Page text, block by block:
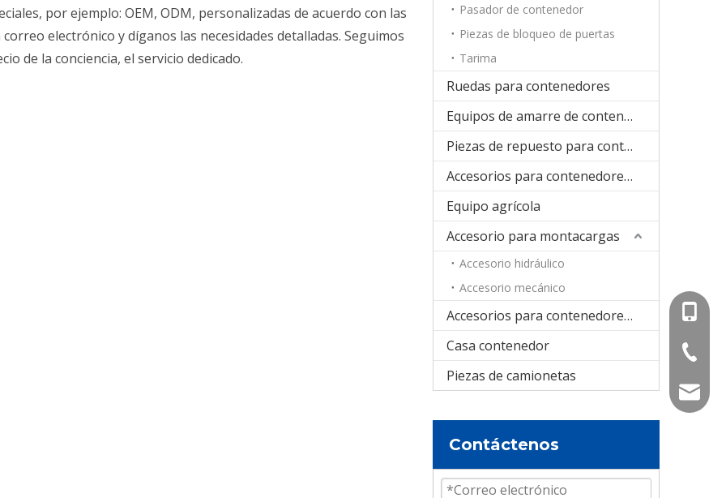
por ejemplo: OEM, ODM, personalizadas de acuerdo con las
electrónico y díganos las necesidades detalladas. Seguimos
de la conciencia, el servicio dedicado.
Pasador de contenedor
Piezas de bloqueo de puertas
Tarima
Ruedas para contenedores
Equipos de amarre de contenedores
Piezas de repuesto para contenedores de refrigeración
Accesorios para contenedores plegables
Equipo agrícola
Accesorio para montacargas
Accesorio hidráulico
Accesorio mecánico
Accesorios para contenedores cisterna
Casa contenedor
Piezas de camionetas
Contáctenos
+86-
+86-